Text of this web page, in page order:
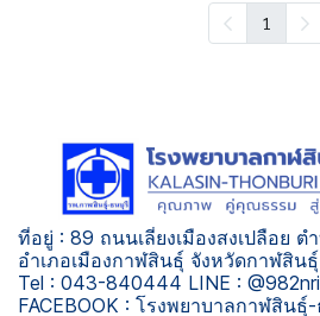
1
ที่อยู่ : 89 ถนนเลี่ยงเมืองสงเปลือย ต
อำเภอเมืองกาฬสินธุ์ จังหวัดกาฬสิน
Tel : 043-840444 LINE :
FACEBOOK : โรงพยาบาลกาฬสินธุ์